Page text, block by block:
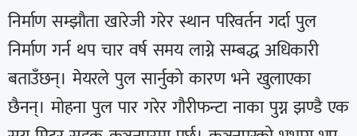
निर्माण सम्झौता खारेजी गरेर स्थान परिवर्तन गर्दा पुल
निर्माण गर्न थप चार वर्ष समय लाग्ने सम्बद्ध अधिकारी
बताउँछन्। मेयरले पुल सार्नुको कारण भने खुलाएका
छैनन्। मोहना पुल पार गरेर गौरीफन्टा नाका पुग्न झण्डै एक